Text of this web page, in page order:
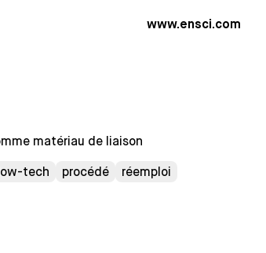
www.ensci.com
matériau de liaison
tech procédé
réemploi